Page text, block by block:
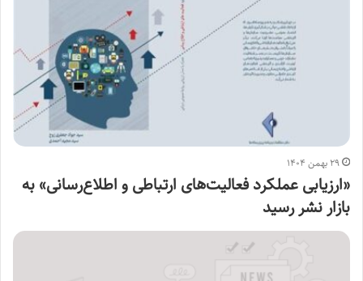
۲۹ بهمن ۱۴۰۴
«ارزیابی عملکرد فعالیت‌های ارتباطی و اطلاع‌رسانی» به
بازار نشر رسید